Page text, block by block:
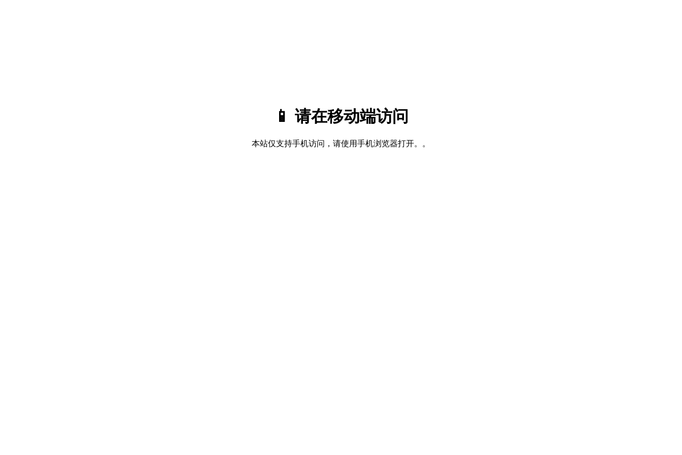
📱 请在移动端访问
本站仅支持手机访问，请使用手机浏览器打开。。